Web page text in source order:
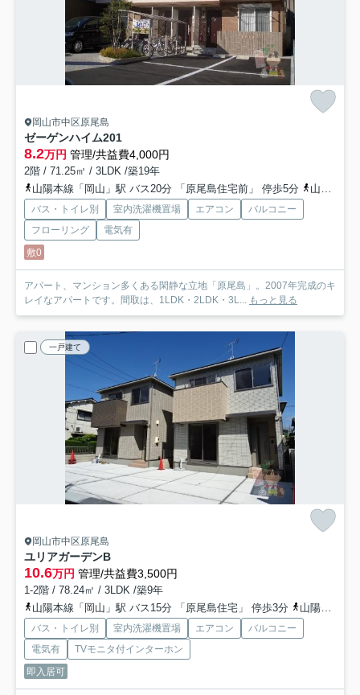
岡山市中区原尾島
ゼーゲンハイム201
8.2万円 管理/共益費4,000円
2階 / 71.25㎡ / 3LDK /築19年
山陽本線「岡山」駅 バス20分 「原尾島住宅前」 停歩5分
山陽本線「高島」駅 徒歩24分
バス・トイレ別 室内洗濯機置場 エアコン
バルコニー
フローリング
電気有
敷0
アパート、マンション多くある閑静な立地「原尾島」。2007年完成のキ
レイなアパートです。間取は、1LDK・2LDK・3L...
もっと見る
一戸建て
岡山市中区原尾島
ユリアガーデンB
10.6万円 管理/共益費3,500円
1-2階 / 78.24㎡ / 3LDK /築9年
山陽本線「岡山」駅 バス15分 「原尾島住宅」 停歩3分
山陽本線「高島」駅 徒歩26分
バス・トイレ別 室内洗濯機置場 エアコン
バルコニー
電気有
TVモニタ付インターホン
即入居可